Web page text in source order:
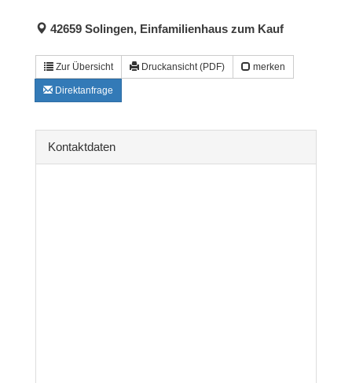
42659 Solingen, Einfamilienhaus zum Kauf
Zur Übersicht Druckansicht (PDF) merken
Direktanfrage
Kontaktdaten